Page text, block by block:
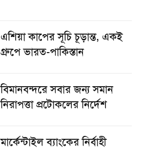
এশিয়া কাপের সূচি চূড়ান্ত, একই
গ্রুপে ভারত-পাকিস্তান
বিমানবন্দরে সবার জন্য সমান
নিরাপত্তা প্রটোকলের নির্দেশ
মার্কেন্টাইল ব্যাংকের নির্বাহী